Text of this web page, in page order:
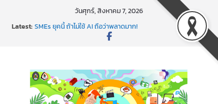
วันศุกร์, สิงหาคม 7, 2026
Latest:SMEs ยุคนี้ ถ้าไม่ใช้ AI ถือว่าพลาดมาก!
สร้าง VDO ก็ปัง แถมเขียนโค้ดสร้างแอปได้อีก! เรียนกับ
พาธุรกิจท้องถิ่นสู่ตลาดโลก ด้วยเทคโนโลยี AI!